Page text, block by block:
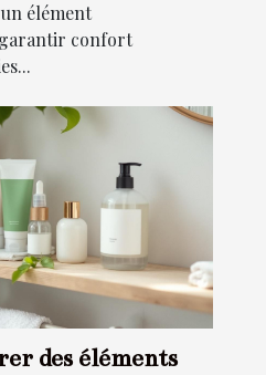
élément
confort
des éléments